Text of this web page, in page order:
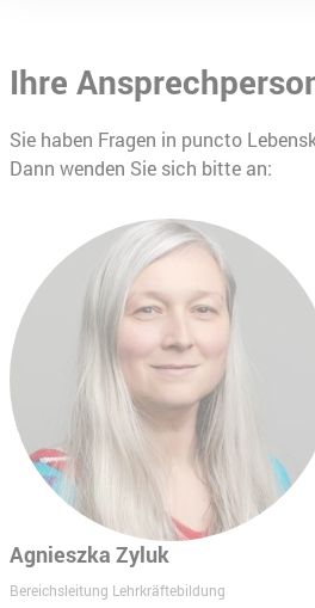
Ihre
Sie haben Fragen in puncto
Dann wenden Sie sich bitte an:
Agnieszka Zyluk
Bereichsleitung Lehrkräftebildung